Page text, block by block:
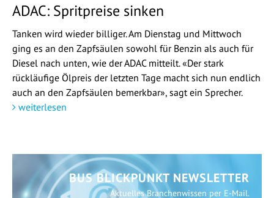
ADAC: Spritpreise sinken
Tanken wird wieder billiger. Am Dienstag und Mittwoch
ging es an den Zapfsäulen sowohl für Benzin als auch für
Diesel nach unten, wie der ADAC mitteilt. «Der stark
rückläufige Ölpreis der letzten Tage macht sich nun endlich
auch an den Zapfsäulen bemerkbar», sagt ein Sprecher.
weiterlesen
BUS BLICKPUNKT NEWSLETTER
Aktuelles Branchenwissen per E-Mail.